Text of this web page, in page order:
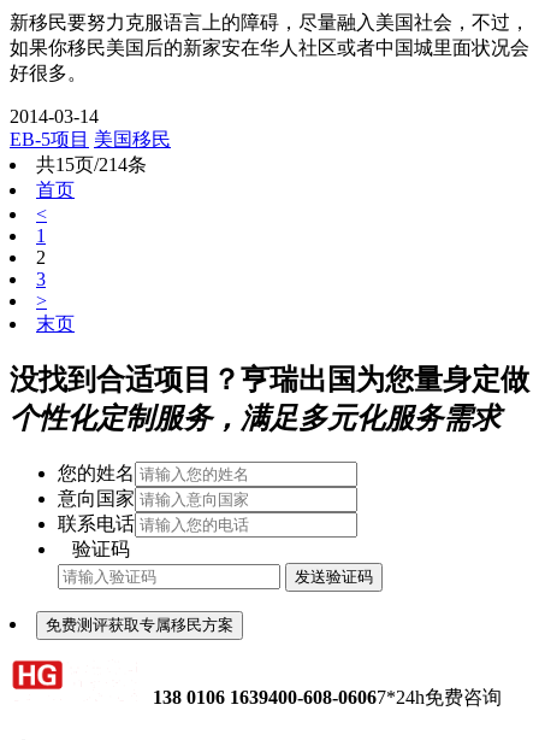
新移民要努力克服语言上的障碍，尽量融入美国社会，不过，
如果你移民美国后的新家安在华人社区或者中国城里面状况会
好很多。
2014-03-14
EB-5项目 美国移民
共15页/214条
首页
<
1
2
3
>
末页
没找到合适项目？亨瑞出国为您量身定做
个性化定制服务，满足多元化服务需求
您的姓名
意向国家
联系电话
验证码
发送验证码
免费测评获取专属移民方案
138 0106 1639400-608-06067*24h免费咨询